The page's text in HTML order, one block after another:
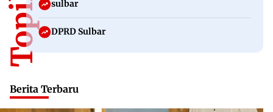
sulbar
DPRD Sulbar
Berita Terbaru